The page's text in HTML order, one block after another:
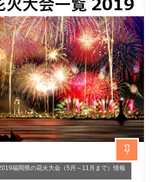
福岡県の花火大会（5月～11月まで）情報